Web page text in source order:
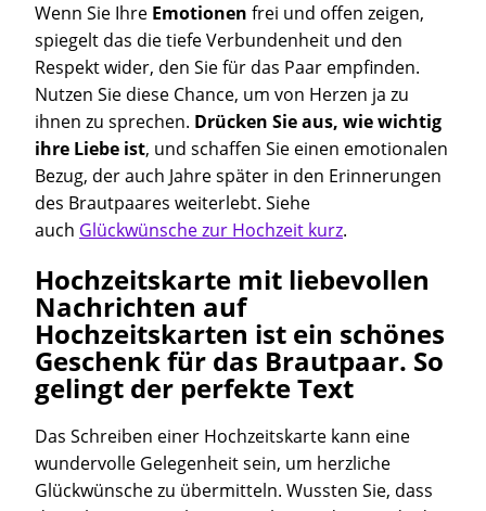
Wenn Sie Ihre Emotionen frei und offen zeigen,
spiegelt das die tiefe Verbundenheit und den
Respekt wider, den Sie für das Paar empfinden.
Nutzen Sie diese Chance, um von Herzen ja zu
ihnen zu sprechen. Drücken Sie aus, wie wichtig
ihre Liebe ist, und schaffen Sie einen emotionalen
Bezug, der auch Jahre später in den Erinnerungen
des Brautpaares weiterlebt. Siehe
auch Glückwünsche zur Hochzeit kurz.
Hochzeitskarte mit liebevollen
Nachrichten auf
Hochzeitskarten ist ein schönes
Geschenk für das Brautpaar. So
gelingt der perfekte Text
Das Schreiben einer Hochzeitskarte kann eine
wundervolle Gelegenheit sein, um herzliche
Glückwünsche zu übermitteln. Wussten Sie, dass